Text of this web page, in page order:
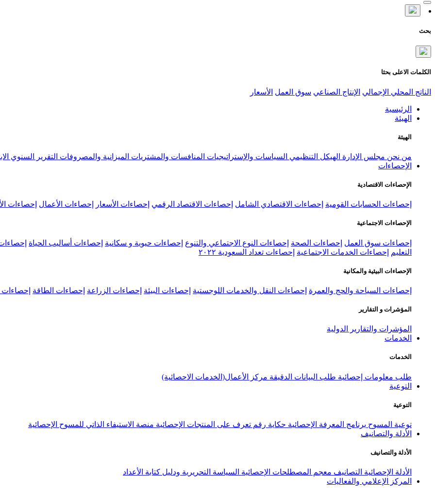
بحث
الكلمات الاعلى بحثا
الناتج المحلي الإجمالي الإنتاج الصناعي سوق العمل الأسعار
الرئيسية
الهيئة
الهيئة
من نحن مجلس الإدارة الهيكل التنظيمي السياسات والإستراتيجيات المنافسات والمشتريات الميزانية والمصروفات التقرير السنوي
الإحصاءات
الإحصاءات الاقتصادية
إحصاءات الحسابات القومية إحصاءات الاقتصادي الشامل إحصاءات الاقتصاد الرقمي إحصاءات الأسعار إحصاءات الأعمال إحصاءات
الإحصاءات الاجتماعية
إحصاءات سوق العمل إحصاءات الصحة إحصاءات النوع الاجتماعي والتنوع إحصاءات حيوية و سكانية إحصاءات أساليب الحياة
التعليم
إحصاءات الخدمات الاجتماعية إحصاءات تعداد السعودية ٢٠٢٢
الإحصاءات البيئية والمكانية
إحصاءات السياحة والحج والعمرة إحصاءات النقل والخدمات اللوجستية إحصاءات البيئة إحصاءات الزراعة إحصاءات الطاقة إحصاءات
المؤشرات و التقارير
المؤشرات والتقارير الدولية
الخدمات
الخدمات
طلب معلومات إحصائية طلب البيانات الدقيقة مركز الأعمال(الخدمات الاحصائية)
التوعية
التوعية
توعية المسوح برنامج المعرفة الإحصائية حكاية رقم تعرف على المنتجات الإحصائية منصة الاستيفاء الذاتي للمسوح الإحصائية
الأدلة والتصانيف
الأدلة والتصانيف
الأدلة الإحصائية التصانيف معجم المصطلحات الإحصائية السياسة التحريرية ودليل كتابة الأعداد
المركز الإعلامي والفعاليات